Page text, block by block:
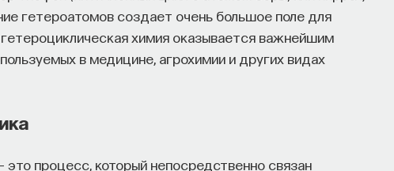
гетероатомов создает очень большое поле для
химия оказывается важнейшим
в медицине, агрохимии и других видах
процесс, который непосредственно связан